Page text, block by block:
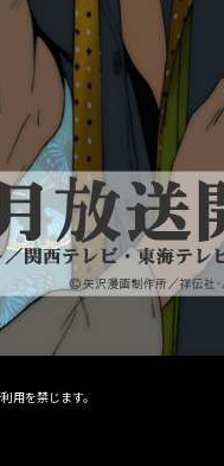
用を禁じます。